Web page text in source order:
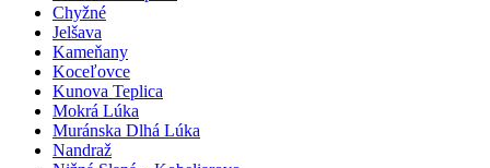
Chyžné
Jelšava
Kameňany
Koceľovce
Kunova Teplica
Mokrá Lúka
Muránska Dlhá Lúka
Nandraž